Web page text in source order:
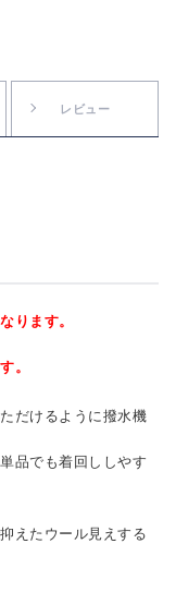
レビュー
ります。
。
だけるように撥水機
品でも着回ししやす
えたウール見えする